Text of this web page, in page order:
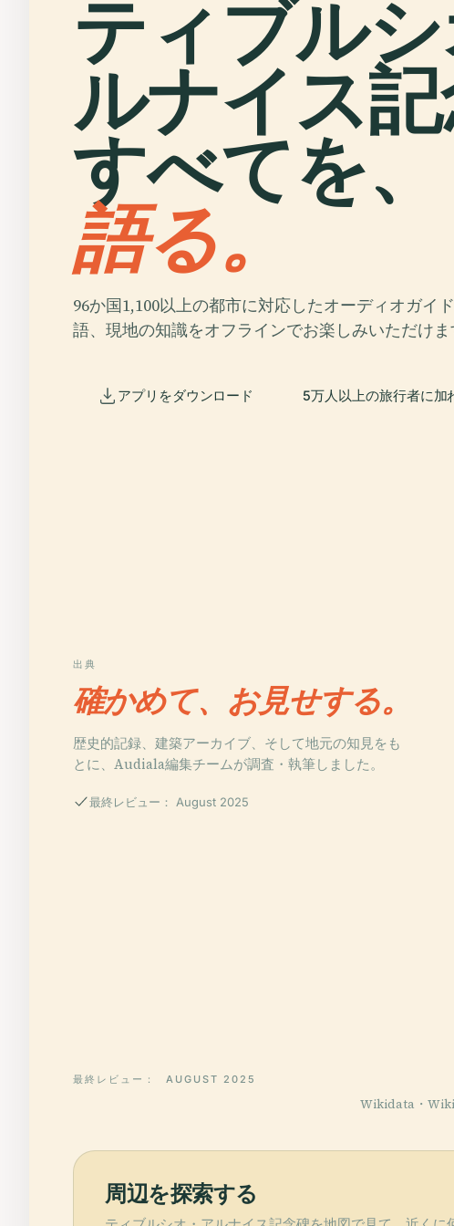
ティブル
ルナイス
すべてを、
語る。
96か国1,100以上の都市に対応したオーディオガイ
語、現地の知識をオフラインでお楽しみいただけま
アプリをダウンロード 5万人以上の旅行者に加
出典
確かめて、お見せする。
歴史的記録、建築アーカイブ、そして地元の知見をも
とに、Audiala編集チームが調査・執筆しました。
最終レビュー： August 2025
最終レビュー： AUGUST 2025
Wikidata・
周辺を探索する